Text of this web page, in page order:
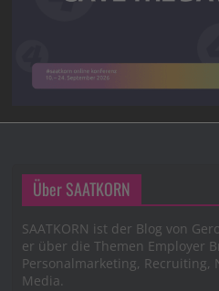
Über SAATKORN
SAATKORN ist der Blog von
er über die Themen Employer
Personalmarketing, Recruiting,
Media.